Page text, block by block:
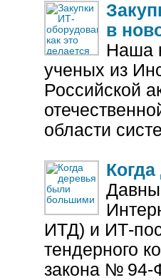
в
Наша
ученых из
Российской
области
ИТД) и ИТ-
тендерного
закона №